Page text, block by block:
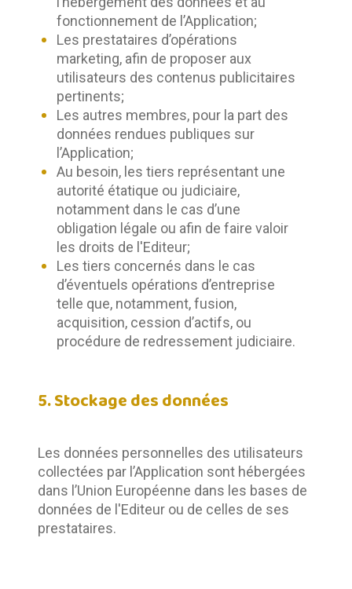
fonctionnement de l’Application;
Les prestataires d’opérations
marketing, afin de proposer aux
utilisateurs des contenus publicitaires
pertinents;
Les autres membres, pour la part des
données rendues publiques sur
l’Application;
Au besoin, les tiers représentant une
autorité étatique ou judiciaire,
notamment dans le cas d’une
obligation légale ou afin de faire valoir
les droits de l'Editeur;
Les tiers concernés dans le cas
d’éventuels opérations d’entreprise
telle que, notamment, fusion,
acquisition, cession d’actifs, ou
procédure de redressement judiciaire.
5. Stockage des données
Les données personnelles des utilisateurs
collectées par l’Application sont hébergées
dans l’Union Européenne dans les bases de
données de l'Editeur ou de celles de ses
prestataires.